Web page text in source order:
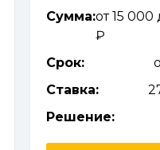
Сумма:от 15
Срок:
Ставка:
Решение: